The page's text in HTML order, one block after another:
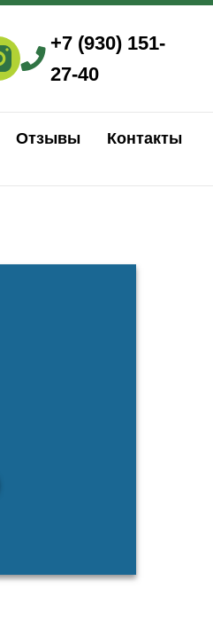
+7 (930) 151-
27-40
Отзывы Контакты